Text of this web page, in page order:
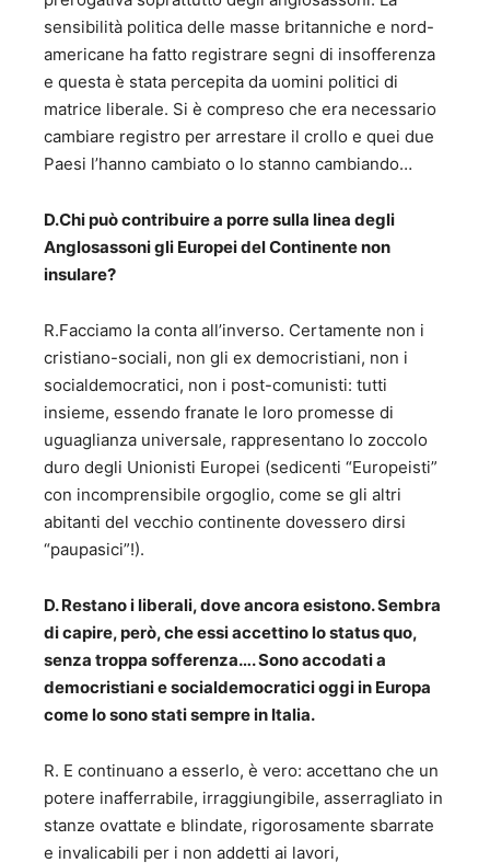
sensibilità politica delle masse britanniche e nord-
americane ha fatto registrare segni di insofferenza
e questa è stata percepita da uomini politici di
matrice liberale. Si è compreso che era necessario
cambiare registro per arrestare il crollo e quei due
Paesi l’hanno cambiato o lo stanno cambiando…
D.Chi può contribuire a porre sulla linea degli
Anglosassoni gli Europei del Continente non
insulare?
R.Facciamo la conta all’inverso. Certamente non i
cristiano-sociali, non gli ex democristiani, non i
socialdemocratici, non i post-comunisti: tutti
insieme, essendo franate le loro promesse di
uguaglianza universale, rappresentano lo zoccolo
duro degli Unionisti Europei (sedicenti “Europeisti”
con incomprensibile orgoglio, come se gli altri
abitanti del vecchio continente dovessero dirsi
“paupasici”!).
D. Restano i liberali, dove ancora esistono. Sembra
di capire, però, che essi accettino lo status quo,
senza troppa sofferenza…. Sono accodati a
democristiani e socialdemocratici oggi in Europa
come lo sono stati sempre in Italia.
R. E continuano a esserlo, è vero: accettano che un
potere inafferrabile, irraggiungibile, asserragliato in
stanze ovattate e blindate, rigorosamente sbarrate
e invalicabili per i non addetti ai lavori,